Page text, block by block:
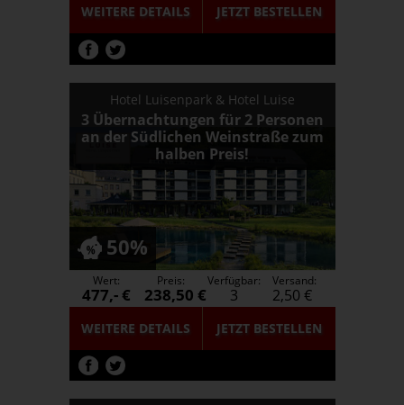
WEITERE DETAILS JETZTBESTELLEN
Hotel Luisenpark & Hotel Luise
3 Übernachtungen für 2 Personen
an der Südlichen Weinstraße zum
halben Preis!
50%
WEITERE DETAILS JETZTBESTELLEN
Wert:
477,- €
Preis:
238,50 €
Verfügbar:
3
Versand:
2,50 €